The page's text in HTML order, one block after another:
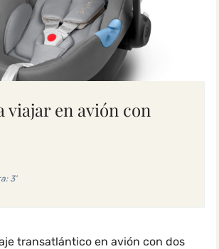
viajar en avión con
3'
transatlántico en avión con dos